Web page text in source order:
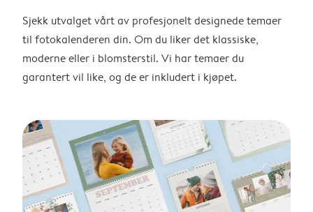
Sjekk utvalget vårt av profesjonelt designede temaer
til fotokalenderen din. Om du liker det klassiske,
moderne eller i blomsterstil. Vi har temaer du
garantert vil like, og de er inkludert i kjøpet.